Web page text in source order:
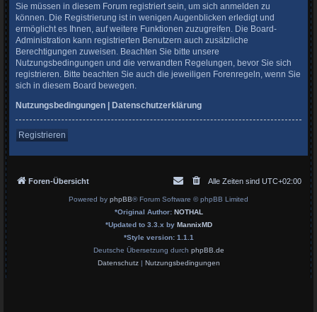
Sie müssen in diesem Forum registriert sein, um sich anmelden zu
können. Die Registrierung ist in wenigen Augenblicken erledigt und
ermöglicht es Ihnen, auf weitere Funktionen zuzugreifen. Die Board-
Administration kann registrierten Benutzern auch zusätzliche
Berechtigungen zuweisen. Beachten Sie bitte unsere
Nutzungsbedingungen und die verwandten Regelungen, bevor Sie sich
registrieren. Bitte beachten Sie auch die jeweiligen Forenregeln, wenn Sie
sich in diesem Board bewegen.
Nutzungsbedingungen | Datenschutzerklärung
Registrieren
Foren-Übersicht Alle Zeiten sind UTC+02:00
Powered by phpBB® Forum Software © phpBB Limited
*Original Author: NOTHAL
*Updated to 3.3.x by MannixMD
*Style version: 1.1.1
Deutsche Übersetzung durch phpBB.de
Datenschutz| Nutzungsbedingungen